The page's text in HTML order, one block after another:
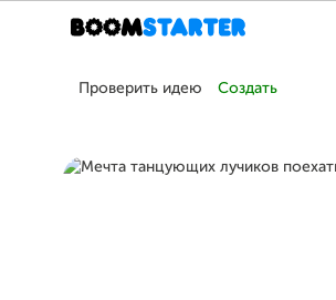
Проверить идею Создать